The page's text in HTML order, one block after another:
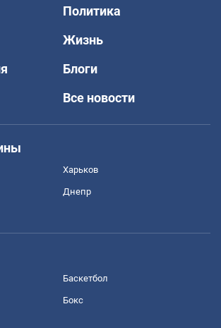
Политика
Жизнь
Блоги
Все новости
Харьков
Днепр
Баскетбол
Бокс